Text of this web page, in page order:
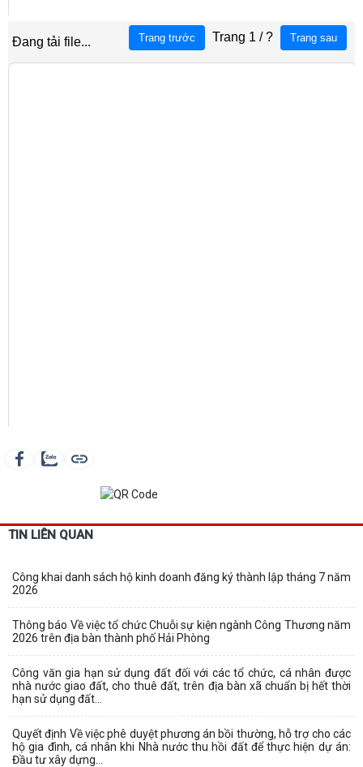
TIN LIÊN QUAN
Công khai danh sách hộ kinh doanh đăng ký thành lập tháng 7 năm
2026
Thông báo Về việc tổ chức Chuỗi sự kiện ngành Công Thương năm
2026 trên địa bàn thành phố Hải Phòng
Công văn gia hạn sử dụng đất đối với các tổ chức, cá nhân được
nhà nước giao đất, cho thuê đất, trên địa bàn xã chuẩn bị hết thời
hạn sử dụng đất...
Quyết định Về việc phê duyệt phương án bồi thường, hỗ trợ cho các
hộ gia đình, cá nhân khi Nhà nước thu hồi đất để thực hiện dự án:
Đầu tư xây dựng...